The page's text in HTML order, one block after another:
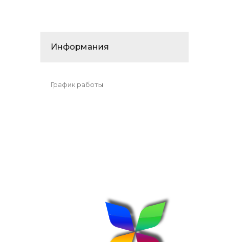
Информания
График работы